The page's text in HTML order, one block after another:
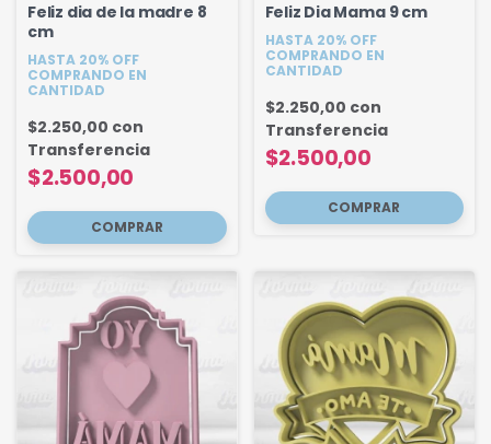
Feliz dia de la madre 8
cm
HASTA 20% OFF
COMPRANDO EN
CANTIDAD
$2.500,00
$2.250,00 con
Transferencia
Feliz Dia Mama 9 cm
HASTA 20% OFF
COMPRANDO EN
CANTIDAD
$2.500,00
$2.250,00 con
Transferencia